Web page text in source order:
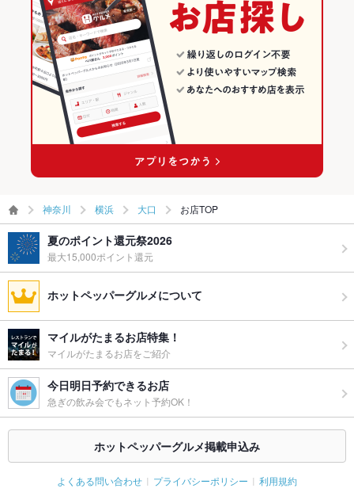
その他
飲み放題 あり
食べ放題 なし
カクテル充実
お子様連れOK
ウェディン
承ります。お気軽にお問合せくださいませ！
お祝い・サ
プライズ対
応
可
ライブショ
ー
備考 －
横浜のスペインバル・イタリアンバールランキング
大口のグルメランキング
神奈川 横浜 大口 お店TOP
夏のポイント還元祭2026
最大15,000ポイント還元
ホットペッパーグルメについて
マイルがたまるお店特集！
マイルがたまるお店をご紹介
今日明日予約できるお店
急ぎの飲み会でもネット予約OK！
ホットペッパーグルメ掲載申込み
よくある問い合わせ プライバシーポリシー 利用規約